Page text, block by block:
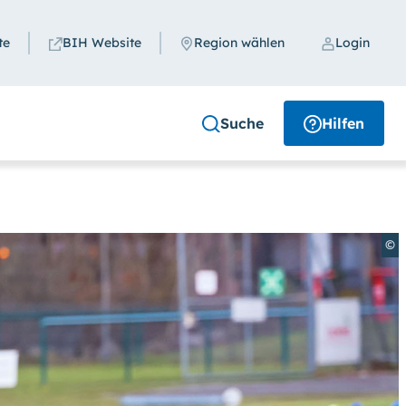
BIH Website Region wählen
Schließen
Region auswählen
Login
Suche Hilfen
Suche schließen
(Klicken Sie dazu beiKontrastauf
Schriftgrößedas Feldgroßanwählen.)
©